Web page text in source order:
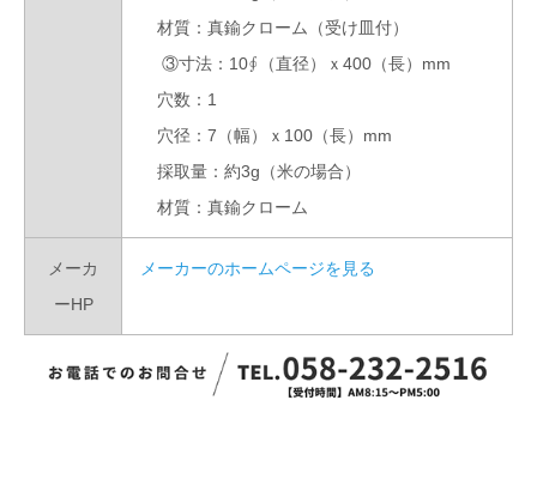
材質：真鍮クローム（受け皿付）
③寸法：10∮（直径）ｘ400（長）mm
穴数：1
穴径：7（幅）ｘ100（長）mm
採取量：約3g（米の場合）
材質：真鍮クローム
メーカ
ーHP
メーカーのホームページを見る